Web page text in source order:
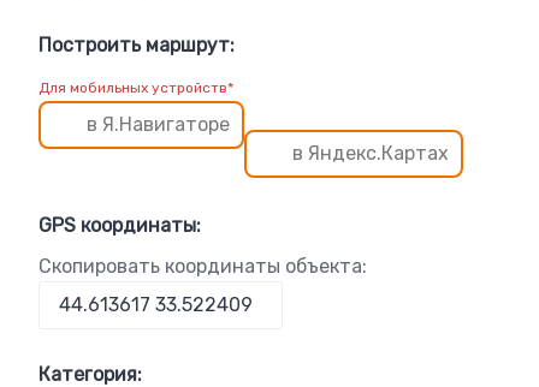
Построить маршрут:
Для мобильных устройств*
в Я.Навигаторе
в Яндекс.Картах
GPS координаты:
Скопировать координаты объекта:
Категория: